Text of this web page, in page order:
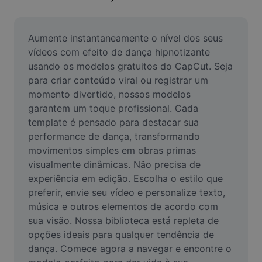
Mesclar imagens
Melhorar Imagem
Redimensionar Imagem
Editar Imagem Online
Criador de Memes
AI Text Remover
AI People Remover
AI Inpainting
Face Cutout
Aumente instantaneamente o nível dos seus
vídeos com efeito de dança hipnotizante
usando os modelos gratuitos do CapCut. Seja
para criar conteúdo viral ou registrar um
momento divertido, nossos modelos
garantem um toque profissional. Cada
template é pensado para destacar sua
performance de dança, transformando
movimentos simples em obras primas
visualmente dinâmicas. Não precisa de
experiência em edição. Escolha o estilo que
preferir, envie seu vídeo e personalize texto,
música e outros elementos de acordo com
sua visão. Nossa biblioteca está repleta de
opções ideais para qualquer tendência de
dança. Comece agora a navegar e encontre o